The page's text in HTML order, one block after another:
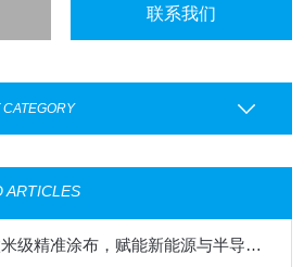
联系我们
ARTICLES
狭缝涂布试验机-微米级精准涂布，赋能新能源与半导体科研创新